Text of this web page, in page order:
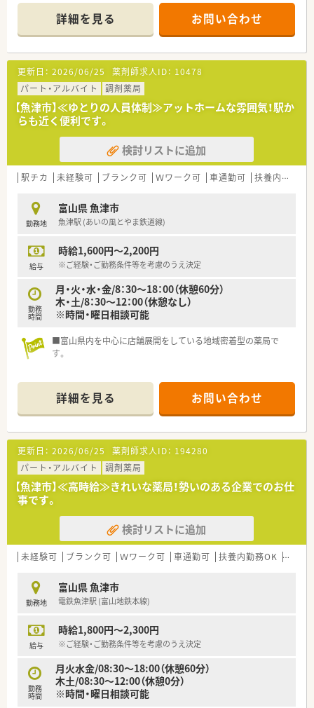
詳細を見る お問い合わせ
更新日： 2026/06/25 薬剤師求人ID： 10478
パート・アルバイト
調剤薬局
【魚津市】≪ゆとりの人員体制≫アットホームな雰囲気！駅か
らも近く便利です。
検討リストに追加
駅チカ 未経験可 ブランク可 Ｗワーク可 車通勤可 扶養内勤務OK
勤務地
富山県 魚津市
魚津駅 (あいの風とやま鉄道線)
給与
時給1,600円～2,200円
※ご経験・ご勤務条件等を考慮のうえ決定
勤務
時間
月・火・水・金/8：30～18：00（休憩60分）
木・土/8：30～12：00（休憩なし）
※時間・曜日相談可能
■富山県内を中心に店舗展開をしている地域密着型の薬局で
す。
詳細を見る お問い合わせ
更新日： 2026/06/25 薬剤師求人ID： 194280
パート・アルバイト
調剤薬局
【魚津市】≪高時給≫きれいな薬局！勢いのある企業でのお仕
事です。
検討リストに追加
未経験可 ブランク可 Ｗワーク可 車通勤可 扶養内勤務OK 教育
勤務地
富山県 魚津市
電鉄魚津駅 (富山地鉄本線)
給与
時給1,800円～2,300円
※ご経験・ご勤務条件等を考慮のうえ決定
勤務
時間
月火水金/08:30～18:00（休憩60分）
木土/08:30～12:00（休憩0分）
※時間・曜日相談可能